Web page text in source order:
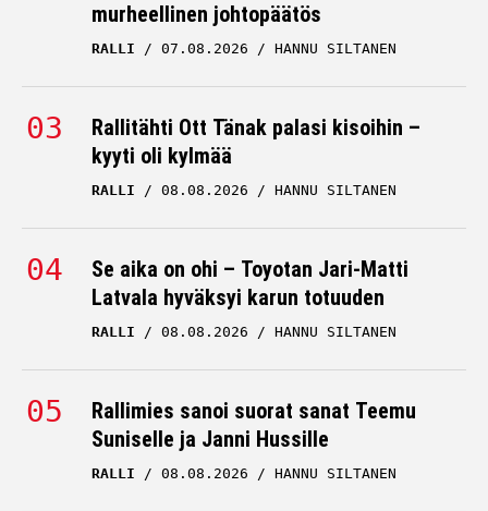
TUUKKA KAUPPINEN
27.05.2026
HANNU SILTANEN
Rallilupaus Tuukka
Kauppiselta suorat
sanat: ”Katastrofi”
TUUKKA KAUPPINEN
Tuukka Kauppinen sai
käsiinsä uuden ralliauton
– ällistyi
20.05.2026
HANNU SILTANEN
murheellinen johtopäätös
RALLI 07.08.2026 HANNU SILTANEN
Rallitähti Ott Tänak palasi kisoihin –
kyyti oli kylmää
RALLI 08.08.2026 HANNU SILTANEN
Se aika on ohi – Toyotan Jari-Matti
Latvala hyväksyi karun totuuden
RALLI 08.08.2026 HANNU SILTANEN
Rallimies sanoi suorat sanat Teemu
Suniselle ja Janni Hussille
RALLI 08.08.2026 HANNU SILTANEN